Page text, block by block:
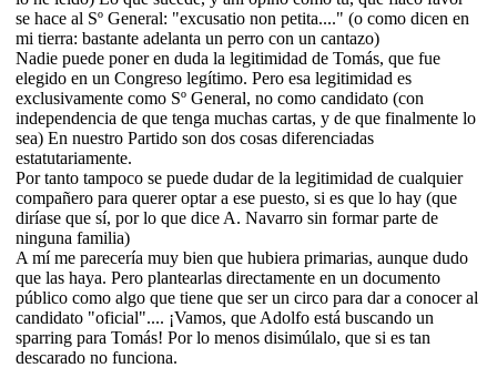
se hace al Sº General: "excusatio non petita...." (o como dicen en
mi tierra: bastante adelanta un perro con un cantazo)
Nadie puede poner en duda la legitimidad de Tomás, que fue
elegido en un Congreso legítimo. Pero esa legitimidad es
exclusivamente como Sº General, no como candidato (con
independencia de que tenga muchas cartas, y de que finalmente lo
sea) En nuestro Partido son dos cosas diferenciadas
estatutariamente.
Por tanto tampoco se puede dudar de la legitimidad de cualquier
compañero para querer optar a ese puesto, si es que lo hay (que
diríase que sí, por lo que dice A. Navarro sin formar parte de
ninguna familia)
A mí me parecería muy bien que hubiera primarias, aunque dudo
que las haya. Pero plantearlas directamente en un documento
público como algo que tiene que ser un circo para dar a conocer al
candidato "oficial".... ¡Vamos, que Adolfo está buscando un
sparring para Tomás! Por lo menos disimúlalo, que si es tan
descarado no funciona.